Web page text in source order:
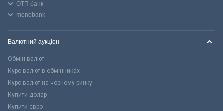
ОТП банк
monobank
Валютний аукціон
Обмін валют
Курс валют в обмінниках
Курс валют на чорному ринку
Купити долар
Купити євро